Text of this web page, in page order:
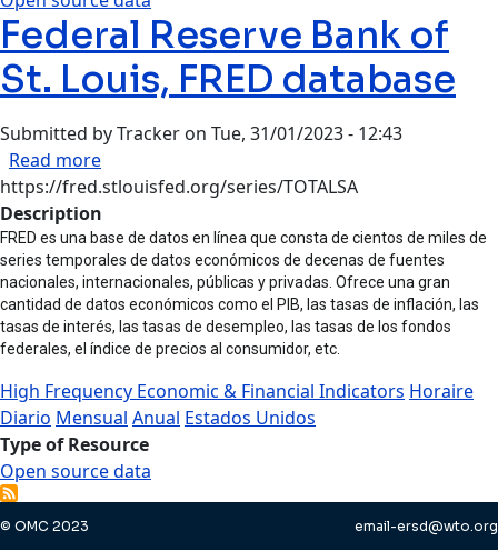
Federal Reserve Bank of
St. Louis, FRED database
Submitted byTracker on Tue, 31/01/2023 - 12:43
Read moreabout Federal Reserve Bank of St. Louis, FRED
https://fred.stlouisfed.org/series/TOTALSA
Description
FRED es una base de datos en línea que consta de cientos de miles de
series temporales de datos económicos de decenas de fuentes
nacionales, internacionales, públicas y privadas. Ofrece una gran
cantidad de datos económicos como el PIB, las tasas de inflación, las
tasas de interés, las tasas de desempleo, las tasas de los fondos
federales, el índice de precios al consumidor, etc.
High Frequency Economic & Financial Indicators Horaire
Diario Mensual Anual Estados Unidos
Type of Resource
Open source data
© OMC 2023 email-ersd@wto.org